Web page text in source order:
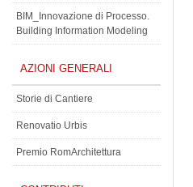
BIM_Innovazione di Processo.
Building Information Modeling
AZIONI GENERALI
Storie di Cantiere
Renovatio Urbis
Premio RomArchitettura